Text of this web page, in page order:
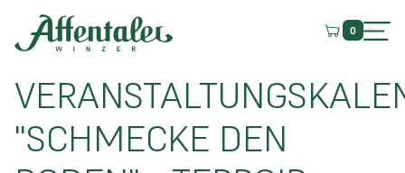
0
"SCHMECKE DEN